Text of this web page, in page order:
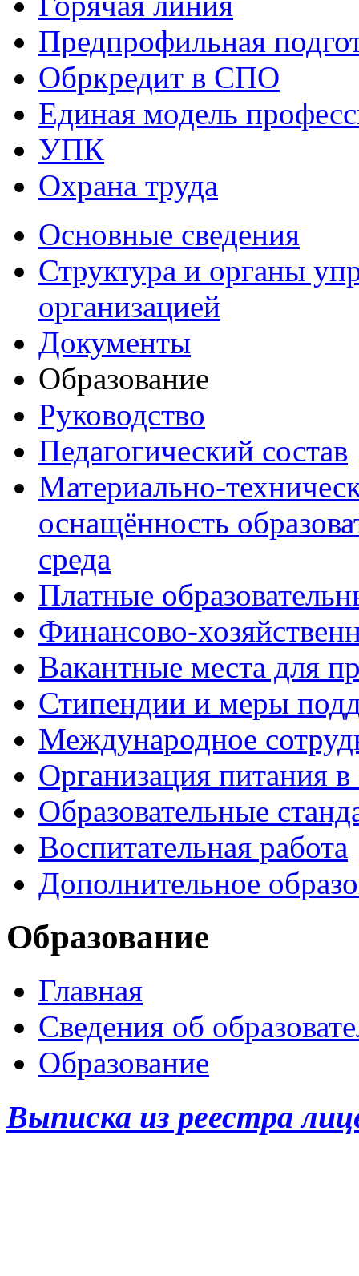
Предпрофильная
Обркредит в СПО
Единая модель
УПК
Охрана труда
Основные сведения
Структура и органы
организацией
Документы
Образование
Руководство
Педагогический состав
Материально-
оснащённость
среда
Платные
Финансово-
Вакантные места для
Стипендии и меры
Международное
Организация питания в
Образовательные
Воспитательная работа
Дополнительное
Образование
Главная
Сведения об
Образование
Выписка из реестра